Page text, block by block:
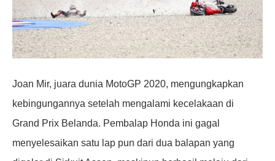
Joan Mir, juara dunia MotoGP 2020, mengungkapkan
kebingungannya setelah mengalami kecelakaan di
Grand Prix Belanda. Pembalap Honda ini gagal
menyelesaikan satu lap pun dari dua balapan yang